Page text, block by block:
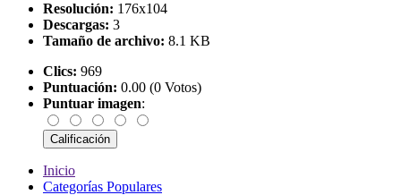
Resolución: 176x104
Descargas: 3
Tamaño de archivo: 8.1 KB
Clics: 969
Puntuación: 0.00 (0 Votos)
Puntuar imagen:
Inicio
Categorías Populares